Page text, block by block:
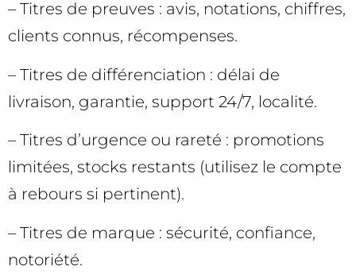
– Titres de preuves : avis, notations, chiffres,
clients connus, récompenses.
– Titres de différenciation : délai de
livraison, garantie, support 24/7, localité.
– Titres d’urgence ou rareté : promotions
limitées, stocks restants (utilisez le compte
à rebours si pertinent).
– Titres de marque : sécurité, confiance,
notoriété.